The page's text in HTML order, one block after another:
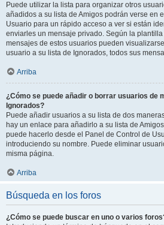
Puede utilizar la lista para organizar otros
añadidos a su lista de Amigos podrán verse en
Usuario para un rápido acceso a ver si están
enviarles un mensaje privado. Según la
mensajes de estos usuarios pueden
usuario a su lista de Ignorados, todos sus
Arriba
¿Cómo se puede añadir o borrar usuarios de
Ignorados?
Puede añadir usuarios a su lista de dos
hay un enlace para añadirlo a su lista de
puede hacerlo desde el Panel de Control de
introduciendo su nombre. Puede eliminar
misma página.
Arriba
Búsqueda en los foros
¿Cómo se puede buscar en uno o varios